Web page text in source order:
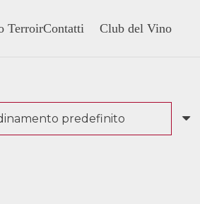
TerroirContatti Club del Vino